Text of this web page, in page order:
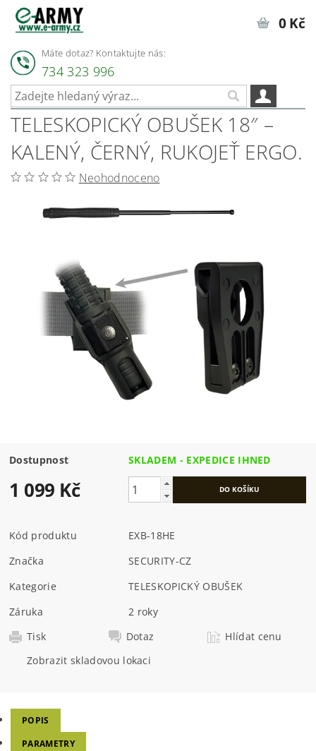
Máte dotaz? Kontaktujte nás:
734 323 996
0 Kč
TELESKOPICKÝ OBUŠEK 18″ –
KALENÝ, ČERNÝ, RUKOJEŤ ERGO.
Neohodnoceno
Dostupnost SKLADEM - EXPEDICE IHNED
1 099 Kč
Kód produktu
EXB-18HE
Značka
SECURITY-CZ
Kategorie
TELESKOPICKÝ OBUŠEK
Záruka
2 roky
Tisk
Dotaz
Hlídat cenu
Zobrazit skladovou lokaci
POPIS
PARAMETRY